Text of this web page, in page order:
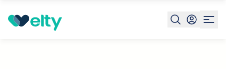
Prenota visita Ecocolordoppler Venoso Arti Superiori